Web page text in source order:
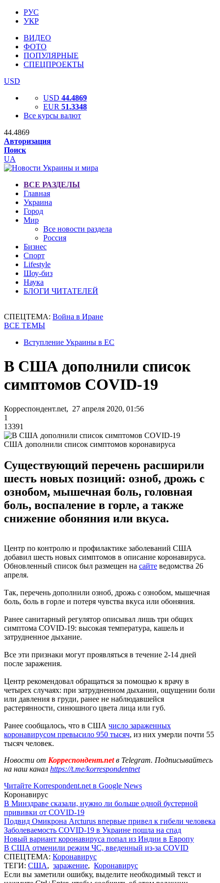
РУС
УКР
ВИДЕО
ФОТО
ПОПУЛЯРНЫЕ
СПЕЦПРОЕКТЫ
USD
USD 44.4869
EUR 51.3348
Все курсы валют
44.4869
Авторизация
Поиск
UA
ВСЕ РАЗДЕЛЫ
Главная
Украина
Город
Мир
Все новости раздела
Россия
Бизнес
Спорт
Lifestyle
Шоу-биз
Наука
БЛОГИ ЧИТАТЕЛЕЙ
СПЕЦТЕМА: Война в Иране
ВСЕ ТЕМЫ
Вступление Украины в ЕС
В США дополнили список
симптомов COVID-19
Корреспондент.net, 27 апреля 2020, 01:56
1
13391
США дополнили список симптомов коронавируса
Существующий перечень расширили
шесть новых позиций: озноб, дрожь с
ознобом, мышечная боль, головная
боль, воспаление в горле, а также
снижение обоняния или вкуса.
Центр по контролю и профилактике заболеваний США
добавил шесть новых симптомов в описание коронавируса.
Обновленный список был размещен на сайте ведомства 26
апреля.
Так, перечень дополнили озноб, дрожь с ознобом, мышечная
боль, боль в горле и потеря чувства вкуса или обоняния.
Ранее санитарный регулятор описывал лишь три общих
симптома COVID-19: высокая температура, кашель и
затрудненное дыхание.
Все эти признаки могут проявляться в течение 2-14 дней
после заражения.
Центр рекомендовал обращаться за помощью к врачу в
четырех случаях: при затрудненном дыхании, ощущении боли
или давления в груди, ранее не наблюдавшейся
растерянности, синюшного цвета лица или губ.
Ранее сообщалось, что в США число зараженных
коронавирусом превысило 950 тысяч, из них умерли почти 55
тысяч человек.
Новости от Корреспондент.netв Telegram. Подписывайтесь
на наш канал https://t.me/korrespondentnet
Читайте Korrespondent.net в Google News
Коронавирус
В Минздраве сказали, нужно ли больше одной бустерной
прививки от COVID-19
Подвид Омикрона Arcturus впервые привел к гибели человека
Заболеваемость COVID-19 в Украине пошла на спад
Новый вариант коронавируса попал из Индии в Европу
В США отменили режим ЧС, введенный из-за COVID
СПЕЦТЕМА: Коронавирус
ТЕГИ: США, заражение, Коронавирус
Если вы заметили ошибку, выделите необходимый текст и